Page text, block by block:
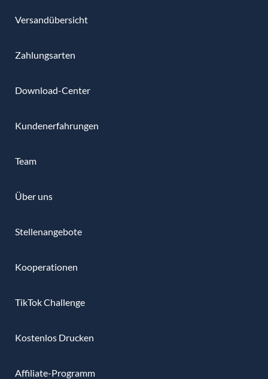
Versandübersicht
Zahlungsarten
Download-Center
Kundenerfahrungen
Team
Über uns
Stellenangebote
Kooperationen
TikTok Challenge
Kostenlos Drucken
Affiliate-Programm